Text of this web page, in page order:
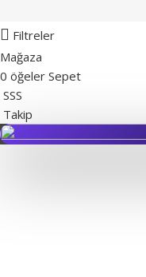
Filtreler
Mağaza
0 öğeler Sepet
SSS
Takip